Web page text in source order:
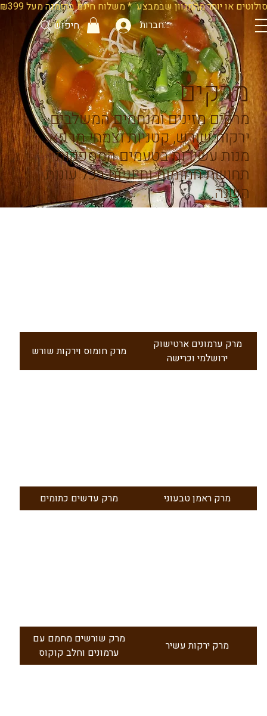
להתחברות חיפוש
מרקים
מרקים מזינים ומנחמים המשלבים
ירקות שורש, קטניות וצמחי מרפא.
מנות עשירות בטעמים המספקות
תחושת חמימות וחיוניות בכל עונות
השנה.
מרק ערמונים ארטישוק
ירושלמי וכרישה
מרק חומוס וירקות שורש
מרק ראמן טבעוני מרק עדשים כתומים
מרק ירקות עשיר
מרק שורשים מחמם עם
ערמונים וחלב קוקוס